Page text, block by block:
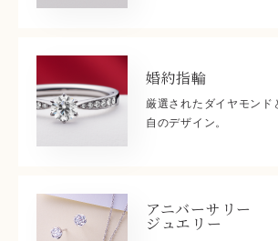
婚約指輪
厳選されたダイヤモンド
自のデザイン。
アニバーサリー
ジュエリー